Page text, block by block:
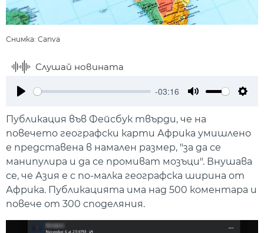
Снимка: Canva
Слушай новината
-03:16
Публикация във Фейсбук твърди, че на
повечето географски карти Африка умишлено
е представена в намален размер, "за да се
манипулира и да се промиват мозъци". Внушава
се, че Азия е с по-малка географска ширина от
Африка. Публикацията има над 500 коментара и
повече от 300 споделяния.